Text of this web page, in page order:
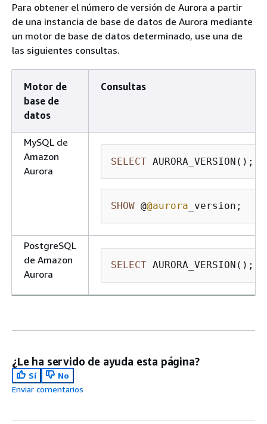
Para obtener el número de versión de Aurora a partir
de una instancia de base de datos de Aurora mediante
un motor de base de datos determinado, use una de
las siguientes consultas.
Motor de
base de
datos
Consultas
MySQL de
Amazon
Aurora
SELECT AURORA_VERSION();
SHOW @@aurora _version;
PostgreSQL
de Amazon
Aurora
SELECT AURORA_VERSION();
¿Le ha servido de ayuda esta página?
Sí
No
Enviar comentarios